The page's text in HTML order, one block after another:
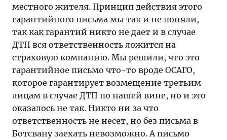
местного жителя. Принцип действия этого
гарантийного письма мы так и не поняли,
так как гарантий никто не дает и в случае
ДТП вся ответственность ложится на
страховую компанию. Мы решили, что это
гарантийное письмо что-то вроде ОСАГО,
которое гарантирует возмещение третьим
лицам в случае ДТП по нашей вине, но и это
оказалось не так. Никто ни за что
ответственность не несет, но без письма в
Ботсвану заехать невозможно. А письмо